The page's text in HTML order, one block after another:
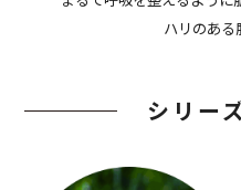
ハリのある
シリー